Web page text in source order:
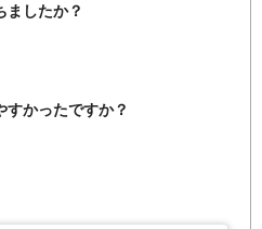
ましたか？
すかったですか？